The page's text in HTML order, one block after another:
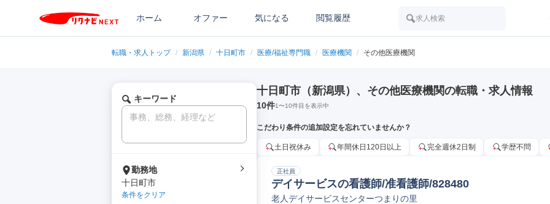
ホーム オファー 気になる 閲覧履歴 求人検索
転職・求人トップ / 新潟県 / 十日町市 / 医療/福祉専門職 / 医療機関 / その他医療機関
キーワード
勤務地
十日町市
条件をクリア
十日町市（新潟県）、その他医療機関の転職・求人情報
10件1〜10件目を表示中
こだわり条件の追加設定を忘れていませんか？
土日祝休み 年間休日120日以上 完全週休2日制 学歴不問
正社員
デイサービスの看護師/准看護師/828480
老人デイサービスセンターつまりの里